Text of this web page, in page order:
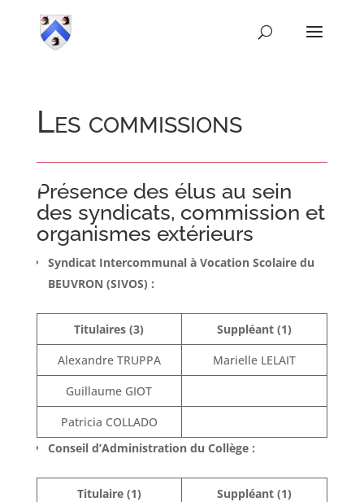
Les commissions
Présence des élus au sein
des syndicats, commission et
organismes extérieurs
Syndicat Intercommunal à Vocation Scolaire du
BEUVRON (SIVOS) :
Titulaires (3)
Suppléant (1)
Alexandre TRUPPA
Marielle LELAIT
Guillaume GIOT
Patricia COLLADO
Conseil d’Administration du Collège :
Titulaire (1)
Suppléant (1)